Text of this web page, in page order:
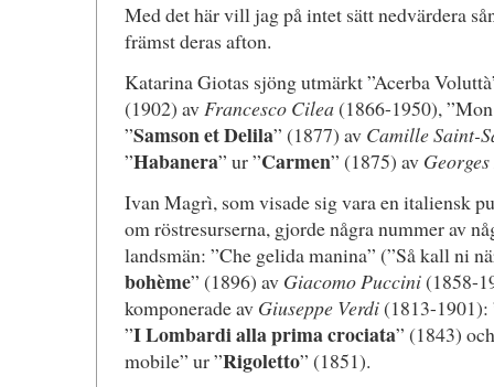
Med det här vill jag på intet sätt nedvärdera
främst deras afton.
Katarina Giotas sjöng utmärkt ”Acerba
(1902) avFrancesco Cilea(1866-1950), ”Mon
”Samson et Delila” (1877) av Camille Saint-
”Habanera” ur ”Carmen” (1875) av
Ivan Magrì, som visade sig vara en italiensk
om röstresurserna, gjorde några nummer av
landsmän: ”Che gelida manina” (”Så kall ni
bohème” (1896) av Giacomo Puccini(1858-
komponerade av Giuseppe Verdi(1813-1901):
”I Lombardi alla prima crociata” (1843)
mobile” ur ”Rigoletto” (1851).